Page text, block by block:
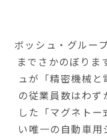
ボッシュ・グルー
までさかのぼりま
ュが「精密機械と
の従業員数はわ
した「マグネト
い唯一の自動車用